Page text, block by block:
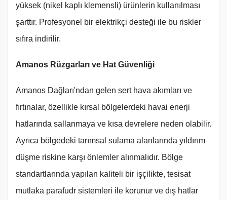
yüksek (nikel kaplı klemensli) ürünlerin kullanılması
şarttır. Profesyonel bir elektrikçi desteği ile bu riskler
sıfıra indirilir.
Amanos Rüzgarları ve Hat Güvenliği
Amanos Dağları'ndan gelen sert hava akımları ve
fırtınalar, özellikle kırsal bölgelerdeki havai enerji
hatlarında sallanmaya ve kısa devrelere neden olabilir.
Ayrıca bölgedeki tarımsal sulama alanlarında yıldırım
düşme riskine karşı önlemler alınmalıdır. Bölge
standartlarında yapılan kaliteli bir işçilikte, tesisat
mutlaka parafudr sistemleri ile korunur ve dış hatlar